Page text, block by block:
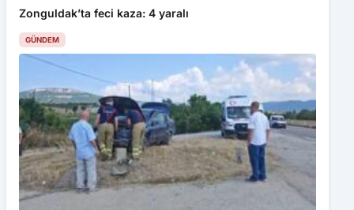
Zonguldak’ta feci kaza: 4 yaralı
GÜNDEM